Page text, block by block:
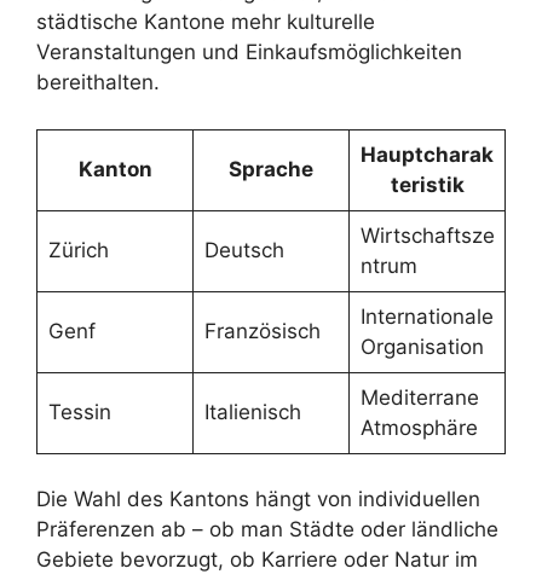
städtische Kantone mehr kulturelle
Veranstaltungen und Einkaufsmöglichkeiten
bereithalten.
Kanton Sprache
Hauptcharak
teristik
Zürich Deutsch
Wirtschaftsze
ntrum
Genf Französisch
Internationale
Organisation
Tessin Italienisch
Mediterrane
Atmosphäre
Die Wahl des Kantons hängt von individuellen
Präferenzen ab – ob man Städte oder ländliche
Gebiete bevorzugt, ob Karriere oder Natur im